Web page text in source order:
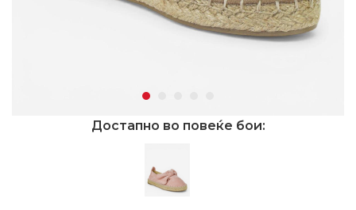
Достапно во повеќе бои: